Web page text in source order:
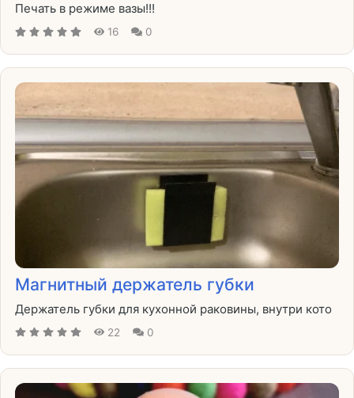
Печать в режиме вазы!!!
16 0
Магнитный держатель губки
Держатель губки для кухонной раковины, внутри кото
22 0